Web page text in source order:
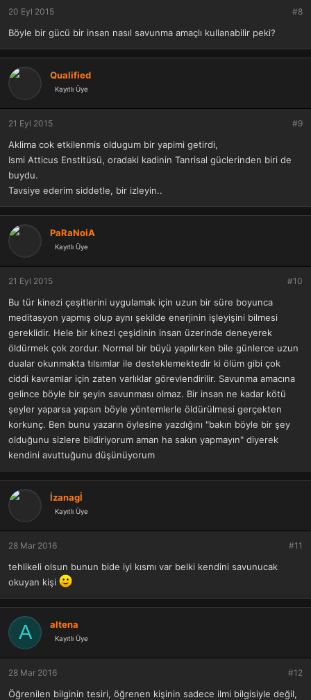
20 Eyl 2015 #8
Böyle bir gücü bir insan nasıl savunma amaçlı kullanabilir peki?
Qualified
Kayıtlı Üye
21 Eyl 2015 #9
Aklima cok etkilenmis oldugum bir yapimi getirdi,
Ismi Atticus Enstitüsü, oradaki kadinin Tanrisal güclerinden biri de
buydu.
Tavsiye ederim siddetle, bir izleyin..
PaRaNoiA
Kayıtlı Üye
21 Eyl 2015 #10
Bu tür kinezi çeşitlerini uygulamak için uzun bir süre boyunca
meditasyon yapmış olup aynı şekilde enerjinin işleyişini bilmesi
gereklidir. Hele bir kinezi çeşidinin insan üzerinde deneyerek
öldürmek çok zordur. Normal bir büyü yapılırken bile günlerce uzun
dualar okunmakta tılsımlar ile desteklemektedir ki ölüm gibi çok
ciddi kavramlar için zaten varlıklar görevlendirilir. Savunma amacına
gelince böyle bir şeyin savunması olmaz. Bir insan ne kadar kötü
şeyler yaparsa yapsın böyle yöntemlerle öldürülmesi gerçekten
korkunç. Ben bunu yazarın öylesine yazdığını "bakın böyle bir şey
olduğunu sizlere bildiriyorum aman ha sakın yapmayın" diyerek
kendini avuttuğunu düşünüyorum
İzanagİ
Kayıtlı Üye
28 Mar 2016 #11
tehlikeli olsun bunun bide iyi kısmı var belki kendini savunucak
okuyan kişi
A altena
Kayıtlı Üye
28 Mar 2016 #12
Öğrenilen bilginin tesiri, öğrenen kişinin sadece ilmi bilgisiyle değil,